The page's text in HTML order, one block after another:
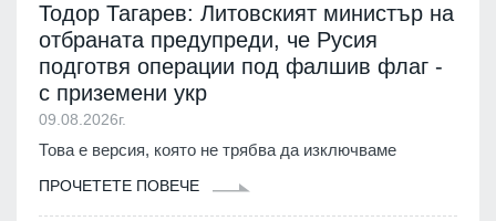
Тодор Тагарев: Литовският министър на
отбраната предупреди, че Русия
подготвя операции под фалшив флаг -
с приземени укр
09.08.2026г.
Това е версия, която не трябва да изключваме
ПРОЧЕТЕТЕ ПОВЕЧЕ